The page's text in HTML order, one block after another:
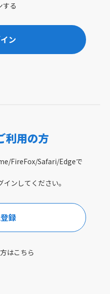
する
ン
利用の方
FireFox/Safari/Edgeで
ンしてください。
録
はこちら